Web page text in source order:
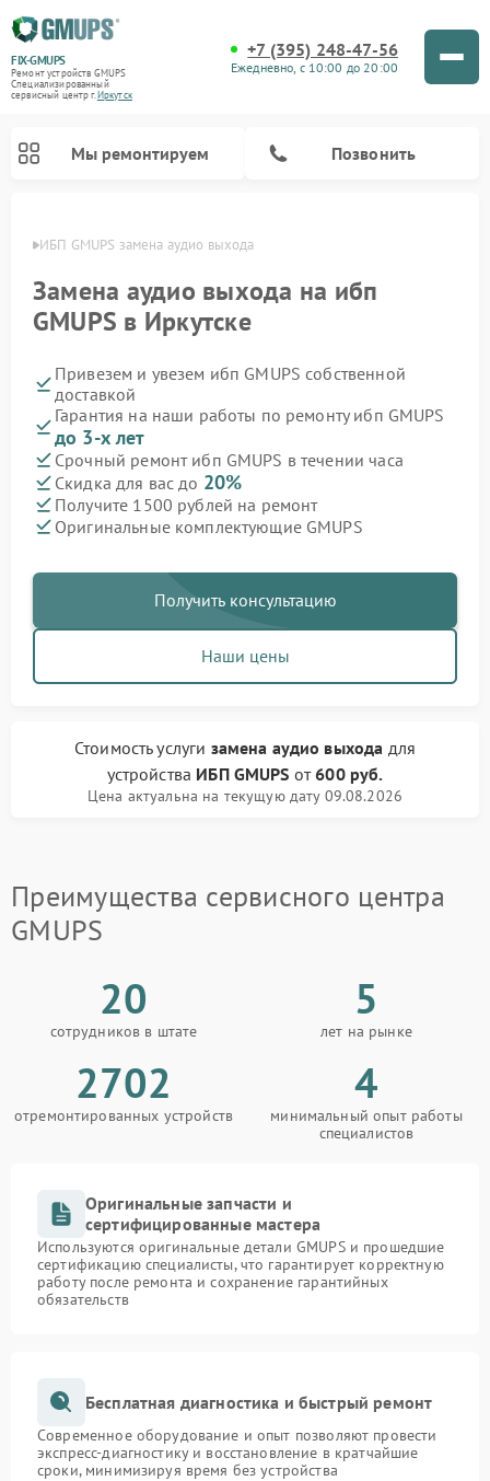
FIX-GMUPS
Ремонт устройств GMUPS
Специализированный
cервисный центр г.Иркутск
+7 (395) 248-47-56
Ежедневно, с 10:00 до 20:00
Мы ремонтируем Позвонить
ИБП GMUPS замена аудио выхода
Замена аудио выхода на ибп
GMUPS в Иркутске
Привезем и увезем ибп GMUPS собственной
доставкой
Гарантия на наши работы по ремонту ибп GMUPS
до 3-х лет
Срочный ремонт ибп GMUPS в течении часа
Скидка для вас до 20%
Получите 1500 рублей на ремонт
Оригинальные комплектующие GMUPS
Получить консультацию
Наши цены
Стоимость услуги замена аудио выхода для
устройства ИБП GMUPS от600 руб.
Цена актуальна на текущую дату 09.08.2026
Преимущества сервисного центра
GMUPS
20
сотрудников в штате
5
лет на рынке
2702
отремонтированных устройств
4
минимальный опыт работы
специалистов
Оригинальные запчасти и
сертифицированные мастера
Используются оригинальные детали GMUPS и прошедшие
сертификацию специалисты, что гарантирует корректную
работу после ремонта и сохранение гарантийных
обязательств
Бесплатная диагностика и быстрый ремонт
Современное оборудование и опыт позволяют провести
экспресс-диагностику и восстановление в кратчайшие
сроки, минимизируя время без устройства